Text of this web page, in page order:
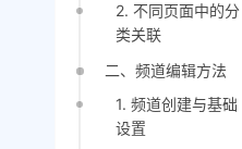
2. 不同页面中的分
类关联
二、频道编辑方法
1. 频道创建与基础
设置